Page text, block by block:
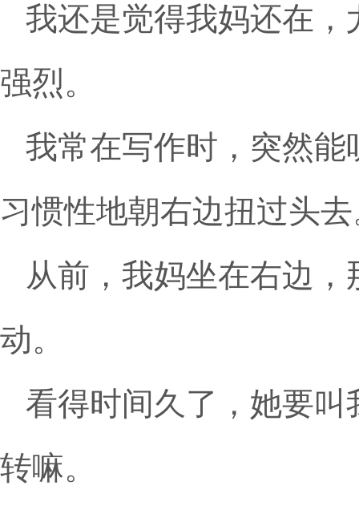
我还是觉得我妈还在
强烈。
我常在写作时，突然
习惯性地朝右边扭过头
从前，我妈坐在右边
动。
看得时间久了，她要
转嘛。